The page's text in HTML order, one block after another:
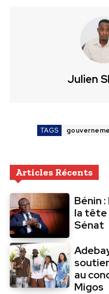
Julien
TAGS
Articles Récents
Bénin
la tête
Sénat
au
Migos